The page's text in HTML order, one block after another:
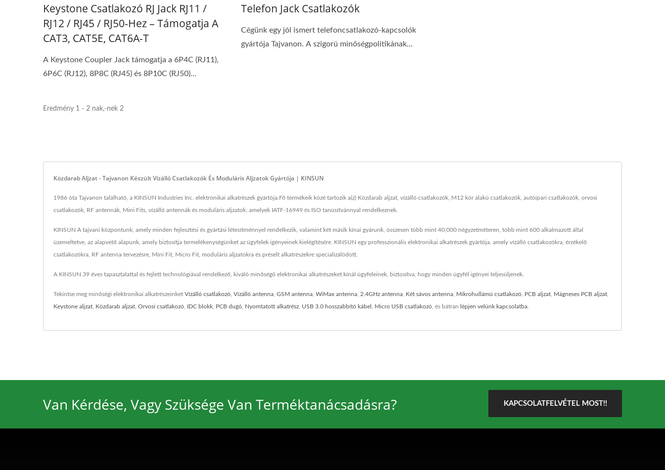
Keystone Csatlakozó RJ Jack RJ11 /
RJ12 / RJ45 / RJ50-Hez – Támogatja A
CAT3, CAT5E, CAT6A-T
A Keystone Coupler Jack támogatja a 6P4C (RJ11),
6P6C (RJ12), 8P8C (RJ45) és 8P10C (RJ50)...
Telefon Jack Csatlakozók
Cégünk egy jól ismert telefoncsatlakozó-kapcsolók
gyártója Tajvanon. A szigorú minőségpolitikának...
Eredmény 1 - 2 nak,-nek 2
Közdarab Aljzat - Tajvanon Készült Vízálló Csatlakozók És Moduláris Aljzatok Gyártója | KINSUN
1986 óta Tajvanon található, a KINSUN Industries Inc. elektronikai alkatrészek gyártója.Fő termékeik közé tartozik a(z) Közdarab aljzat, vízálló csatlakozók, M12 kör alakú csatlakozók, autóipari csatlakozók, orvosi
csatlakozók, RF antennák, Mini Fits, vízálló antennák és moduláris aljzatok, amelyek IATF-16949 és ISO tanúsítvánnyal rendelkeznek.
KINSUN A tajvani központunk, amely minden fejlesztési és gyártási létesítménnyel rendelkezik, valamint két másik kínai gyárunk, összesen több mint 40,000 négyzetméteren, több mint 600 alkalmazott által
üzemeltetve, az alapvető alapunk, amely biztosítja termelékenységünket az ügyfelek igényeinek kielégítésére. KINSUN egy professzionális elektronikai alkatrészek gyártója, amely vízálló csatlakozókra, érzékelő
csatlakozókra, RF antenna tervezésre, Mini Fit, Micro Fit, moduláris aljzatokra és préselt alkatrészekre specializálódott.
A KINSUN 39 éves tapasztalattal és fejlett technológiával rendelkező, kiváló minőségű elektronikai alkatrészeket kínál ügyfeleinek, biztosítva, hogy minden ügyfél igényei teljesüljenek.
Tekintse meg minőségi elektronikai alkatrészeinket Vízálló csatlakozó Vízálló antenna GSM antenna WiMax antenna 2.4GHz antenna Két sávos antenna Mikrohullámú csatlakozó PCB aljzat Mágneses PCB aljzat
Keystone aljzat Közdarab aljzat Orvosi csatlakozó IDC blokk PCB dugó Nyomtatott alkatrész USB 3.0 hosszabbító kábel Micro USB csatlakozó , és bátran lépjen velünk kapcsolatba
Van Kérdése, Vagy Szüksége Van Terméktanácsadásra? KAPCSOLATFELVÉTEL MOST!!